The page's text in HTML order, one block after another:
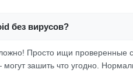
без вирусов?
Просто ищи проверенные
зашить что угодно.